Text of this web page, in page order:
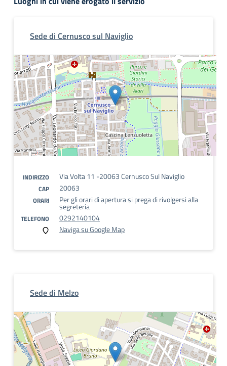
Sede di Cernusco sul Naviglio
INDIRIZZO Via Volta 11 -20063 Cernusco Sul Naviglio
CAP 20063
ORARI Per gli orari di apertura si prega di rivolgersi alla
segreteria
TELEFONO
0292140104
Naviga su Google Map
Sede di Melzo